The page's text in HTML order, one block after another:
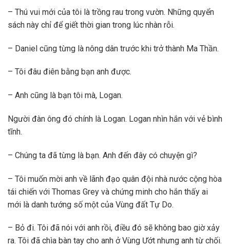
– Thú vui mới của tôi là trồng rau trong vườn. Những quyển
sách này chỉ để giết thời gian trong lúc nhàn rỗi.
– Daniel cũng từng là nông dân trước khi trở thành Ma Thần.
– Tôi đâu điên bằng bạn anh được.
– Anh cũng là bạn tôi mà, Logan.
Người đàn ông đó chính là Logan. Logan nhìn hắn với vẻ bình
tĩnh.
– Chúng ta đã từng là bạn. Anh đến đây có chuyện gì?
– Tôi muốn mời anh về lãnh đạo quân đội nhà nước cộng hòa
tái chiến với Thomas Grey và chứng minh cho hắn thấy ai
mới là danh tướng số một của Vùng đất Tự Do.
– Bỏ đi. Tôi đã nói với anh rồi, điều đó sẽ không bao giờ xảy
ra. Tôi đã chìa bàn tay cho anh ở Vùng Ướt nhưng anh từ chối.